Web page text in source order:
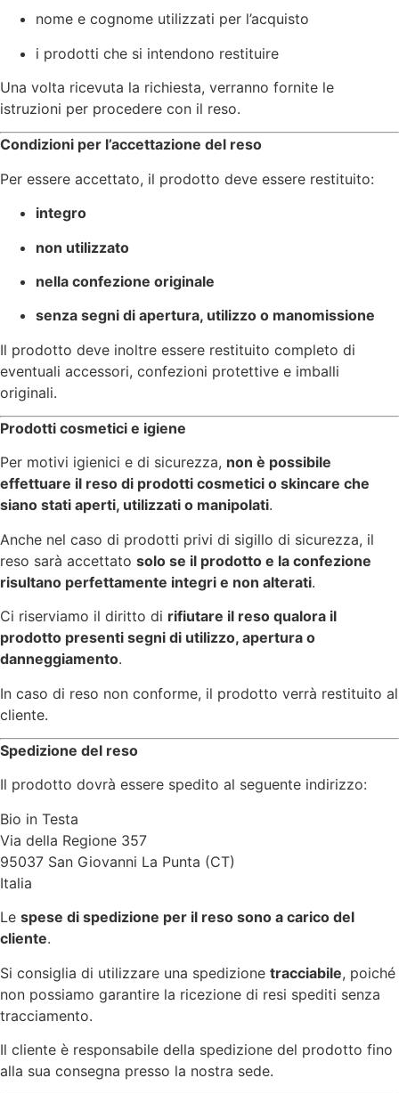
nome e cognome utilizzati per l’acquisto
i prodotti che si intendono restituire
Una volta ricevuta la richiesta, verranno fornite le
istruzioni per procedere con il reso.
Condizioni per l’accettazione del reso
Per essere accettato, il prodotto deve essere restituito:
integro
non utilizzato
nella confezione originale
senza segni di apertura, utilizzo o manomissione
Il prodotto deve inoltre essere restituito completo di
eventuali accessori, confezioni protettive e imballi
originali.
Prodotti cosmetici e igiene
Per motivi igienici e di sicurezza, non è possibile
effettuare il reso di prodotti cosmetici o skincare che
siano stati aperti, utilizzati o manipolati.
Anche nel caso di prodotti privi di sigillo di sicurezza, il
reso sarà accettato solo se il prodotto e la confezione
risultano perfettamente integri e non alterati.
Ci riserviamo il diritto di rifiutare il reso qualora il
prodotto presenti segni di utilizzo, apertura o
danneggiamento.
In caso di reso non conforme, il prodotto verrà restituito al
cliente.
Spedizione del reso
Il prodotto dovrà essere spedito al seguente indirizzo:
Bio in Testa
Via della Regione 357
95037 San Giovanni La Punta (CT)
Italia
Le spese di spedizione per il reso sono a carico del
cliente.
Si consiglia di utilizzare una spedizione tracciabile, poiché
non possiamo garantire la ricezione di resi spediti senza
tracciamento.
Il cliente è responsabile della spedizione del prodotto fino
alla sua consegna presso la nostra sede.